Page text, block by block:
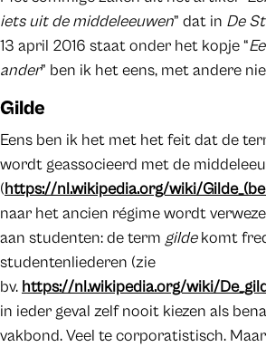
iets uit de middeleeuwen” dat in De
13 april 2016 staat onder het kopje “
ander” ben ik het eens, met andere
Gilde
Eens ben ik het met het feit dat de
wordt geassocieerd met de
(https://nl.wikipedia.org/wiki/
naar het ancien régime wordt
aan studenten: de term gildekomt
studentenliederen (zie
bv. https://nl.wikipedia.org/wiki/
in ieder geval zelf nooit kiezen als
vakbond. Veel te corporatistisch.